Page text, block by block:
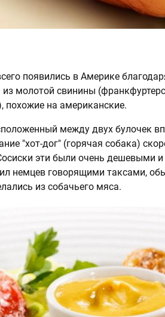
появились в Америке
из молотой свинины
похожие на американские.
между двух булочек
"хот-дог" (горячая собака)
эти были очень дешевыми
немцев говорящими таксами,
из собачьего мяса.